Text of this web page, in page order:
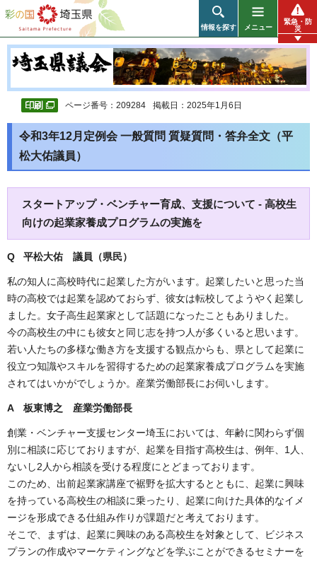
彩の国 埼玉県
情報を探す メニュー
緊急・防
災
ページ番号：209284 掲載日：2025年1月6日
令和3年12月定例会 一般質問 質疑質問・答弁全文（平
松大佑議員）
スタートアップ・ベンチャー育成、支援について - 高校生
向けの起業家養成プログラムの実施を
Q 平松大佑 議員（県民）
私の知人に高校時代に起業した方がいます。起業したいと思った当
時の高校では起業を認めておらず、彼女は転校してようやく起業し
ました。女子高生起業家として話題になったこともありました。
今の高校生の中にも彼女と同じ志を持つ人が多くいると思います。
若い人たちの多様な働き方を支援する観点からも、県として起業に
役立つ知識やスキルを習得するための起業家養成プログラムを実施
されてはいかがでしょうか。産業労働部長にお伺いします。
A 板東博之 産業労働部長
創業・ベンチャー支援センター埼玉においては、年齢に関わらず個
別に相談に応じておりますが、起業を目指す高校生は、例年、1人、
ないし2人から相談を受ける程度にとどまっております。
このため、出前起業家講座で裾野を拡大するとともに、起業に興味
を持っている高校生の相談に乗ったり、起業に向けた具体的なイメ
ージを形成できる仕組み作りが課題だと考えております。
そこで、まずは、起業に興味のある高校生を対象として、ビジネス
プランの作成やマーケティングなどを学ぶことができるセミナーを